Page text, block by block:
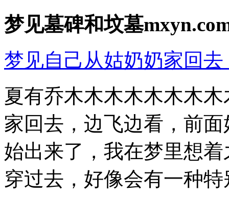
梦见墓碑和坟墓
梦见自己从姑奶奶家回
夏有乔木木木木木木木
家回去，边飞边看，前
始出来了，我在梦里想
穿过去，好像会有一种特